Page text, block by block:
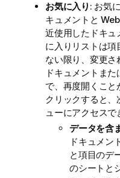
お気に入り : お気
キュメントと
近使用したドキュ
に入りリストは項
ない限り、変更
ドキュメントま
で、再度開くこ
クリックすると
ューにアクセスで
データを含
ドキュメン
と項目のデ
のシートと